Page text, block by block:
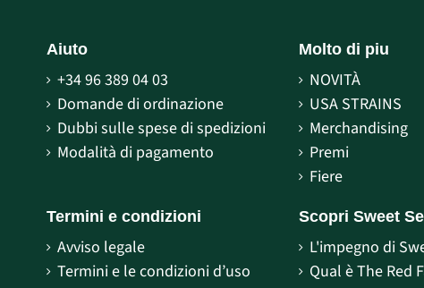
Aiuto
+34 96 389 04 03
Domande di ordinazione
Dubbi sulle spese di spedizioni
Modalità di pagamento
Molto di piu
NOVITÀ
USA STRAINS
Merchandising
Premi
Fiere
Termini e condizioni
Avviso legale
Termini e le condizioni d’uso
Scopri Sweet
L'impegno di
Qual è The Red